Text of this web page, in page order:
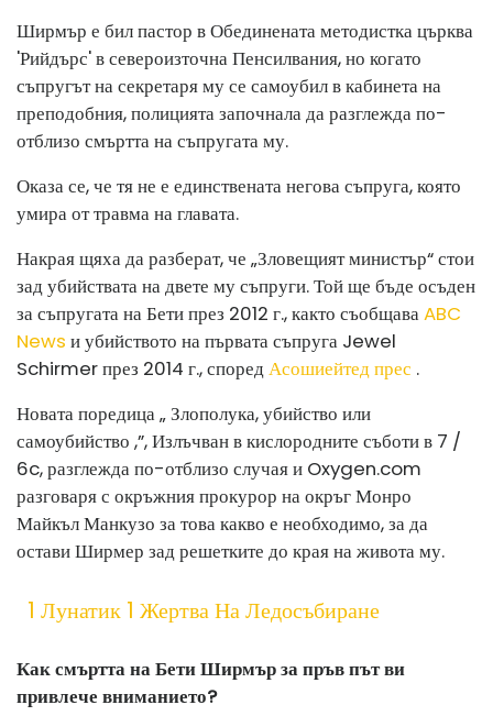
Ширмър е бил пастор в Обединената методистка църква
'Рийдърс' в североизточна Пенсилвания, но когато
съпругът на секретаря му се самоубил в кабинета на
преподобния, полицията започнала да разглежда по-
отблизо смъртта на съпругата му.
Оказа се, че тя не е единствената негова съпруга, която
умира от травма на главата.
Накрая щяха да разберат, че „Зловещият министър“ стои
зад убийствата на двете му съпруги. Той ще бъде осъден
за съпругата на Бети през 2012 г., както съобщаваABC
News и убийството на първата съпруга Jewel
Schirmer през 2014 г., споредАсошиейтед прес .
Новата поредица „Злополука, убийство или
самоубийство ,”, Излъчван в кислородните съботи в 7 /
6c, разглежда по-отблизо случая и Oxygen.com
разговаря с окръжния прокурор на окръг Монро
Майкъл Манкузо за това какво е необходимо, за да
остави Ширмер зад решетките до края на живота му.
1 Лунатик 1 Жертва На Ледосъбиране
Как смъртта на Бети Ширмър за пръв път ви
привлече вниманието?